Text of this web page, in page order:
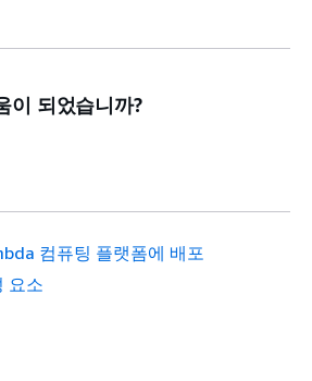
이 되었습니까?
컴퓨팅 플랫폼에 배포
요소